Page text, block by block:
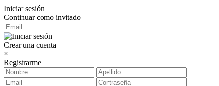
Iniciar sesión
Continuar como invitado
Crear una cuenta
×
Registrarme